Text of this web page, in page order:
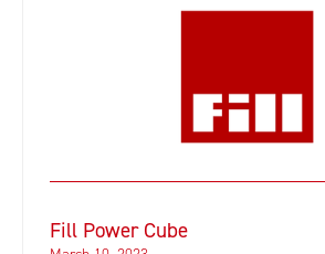
Fill Power Cube